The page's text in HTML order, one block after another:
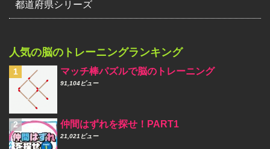
都道府県シリーズ
人気の脳のトレーニングランキング
マッチ棒パズルで脳のトレーニング
91,104ビュー
仲間はずれを探せ！PART1
21,021ビュー